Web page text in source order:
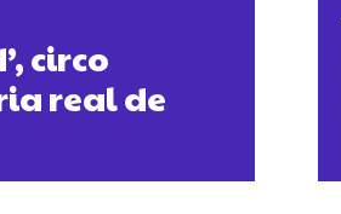
circo
real de